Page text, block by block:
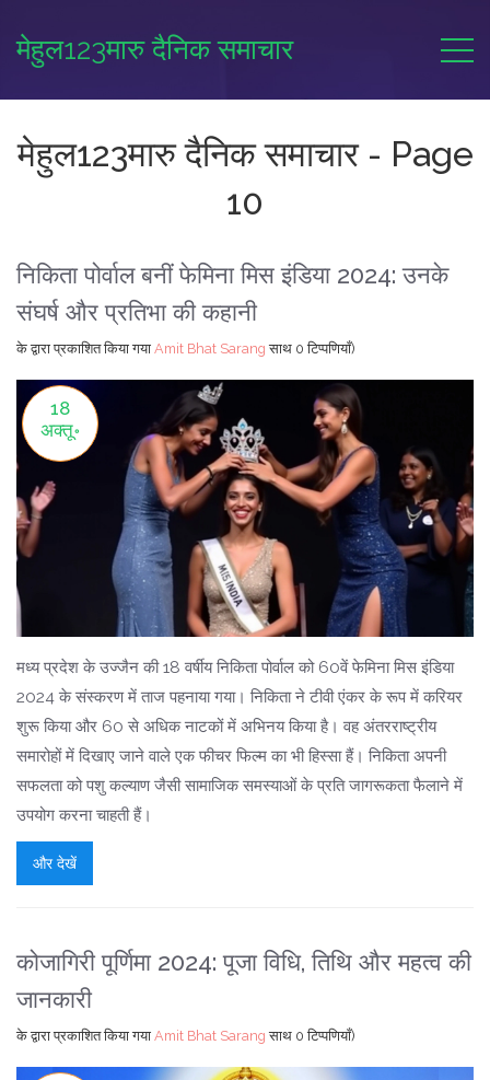
मेहुल123मारु दैनिक समाचार
मेहुल123मारु दैनिक समाचार - Page
10
निकिता पोर्वाल बनीं फेमिना मिस इंडिया 2024: उनके
संघर्ष और प्रतिभा की कहानी
के द्वारा प्रकाशित किया गया Amit Bhat Sarang साथ 0 टिप्पणियाँ)
18
अक्तू॰
मध्य प्रदेश के उज्जैन की 18 वर्षीय निकिता पोर्वाल को 60वें फेमिना मिस इंडिया
2024 के संस्करण में ताज पहनाया गया। निकिता ने टीवी एंकर के रूप में करियर
शुरू किया और 60 से अधिक नाटकों में अभिनय किया है। वह अंतरराष्ट्रीय
समारोहों में दिखाए जाने वाले एक फीचर फिल्म का भी हिस्सा हैं। निकिता अपनी
सफलता को पशु कल्याण जैसी सामाजिक समस्याओं के प्रति जागरूकता फैलाने में
उपयोग करना चाहती हैं।
और देखें
कोजागिरी पूर्णिमा 2024: पूजा विधि, तिथि और महत्व की
जानकारी
के द्वारा प्रकाशित किया गया Amit Bhat Sarang साथ 0 टिप्पणियाँ)